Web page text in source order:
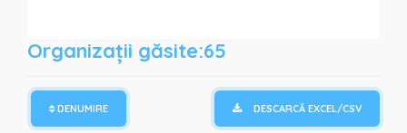
PROTECȚIA PERSOANELOR SUPUSE VIOLENȚEI (40)
SPORT, TURISM, ODIHNĂ ŞI AGREMENT (65)
SPRIJIN PENTRU FAMILII ȘI COPII (95)
SPRIJIN PERSOANELOR CU DIZABILITĂȚI (85)
Organizații găsite:65
DENUMIRE DESCARCĂ EXCEL/CSV